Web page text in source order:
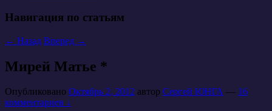
Навигация по статьям
← Назад Вперед →
Мирей Матье *
Опубликовано Октябрь 2, 2012 автор Сергей ЮНГА — 16
комментариев ↓